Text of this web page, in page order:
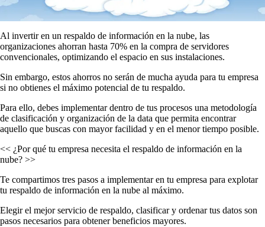
Al invertir en un respaldo de información en la nube, las
organizaciones ahorran hasta 70% en la compra de servidores
convencionales, optimizando el espacio en sus instalaciones.
Sin embargo, estos ahorros no serán de mucha ayuda para tu empresa
si no obtienes el máximo potencial de tu respaldo.
Para ello, debes implementar dentro de tus procesos una metodología
de clasificación y organización de la data que permita encontrar
aquello que buscas con mayor facilidad y en el menor tiempo posible.
<< ¿Por qué tu empresa necesita el respaldo de información en la
nube? >>
Te compartimos tres pasos a implementar en tu empresa para explotar
tu respaldo de información en la nube al máximo.
Elegir el mejor servicio de respaldo, clasificar y ordenar tus datos son
pasos necesarios para obtener beneficios mayores.